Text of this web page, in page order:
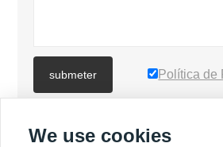
submeter Política de
MAIS PRODUTOS
We use cookies